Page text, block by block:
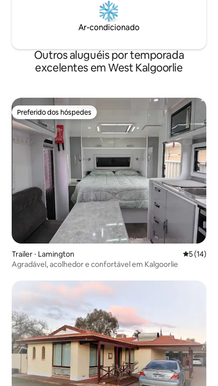
Ar-condicionado
Outros aluguéis por temporada
excelentes em West Kalgoorlie
Preferido dos hóspedes
Preferido dos hóspedes
Trailer ⋅ Lamington 5 de uma
5 (14)
Agradável, acolhedor e confortável em Kalgoorlie